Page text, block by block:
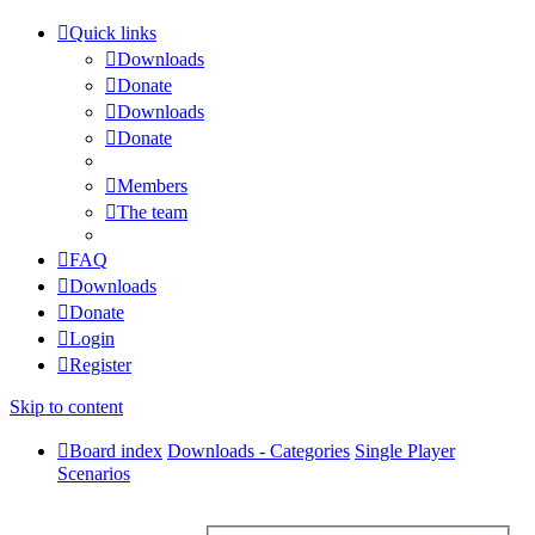
Quick links
Downloads
Donate
Downloads
Donate
Members
The team
FAQ
Downloads
Donate
Login
Register
Skip to content
Board index Downloads - Categories Single Player
Scenarios